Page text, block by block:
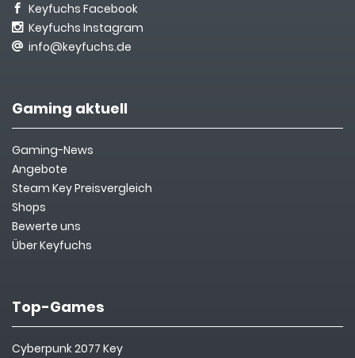
Keyfuchs Facebook
Keyfuchs Instagram
info@keyfuchs.de
Gaming aktuell
Gaming-News
Angebote
Steam Key Preisvergleich
Shops
Bewerte uns
Über Keyfuchs
Top-Games
Cyberpunk 2077 Key